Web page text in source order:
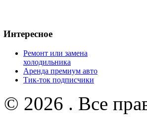
Интересное
Ремонт или замена
холодильника
Аренда премиум авто
Тик-ток подписчики
© 2026 . Все